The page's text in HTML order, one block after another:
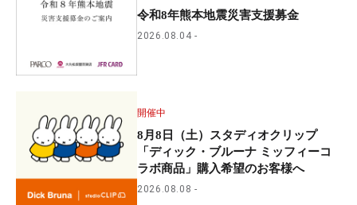
令和8年熊本地震災害支援募金
2026.08.04
開催中
8月8日（土）スタディオクリップ
「ディック・ブルーナ ミッフィーコ
ラボ商品」購入希望のお客様へ
2026.08.08